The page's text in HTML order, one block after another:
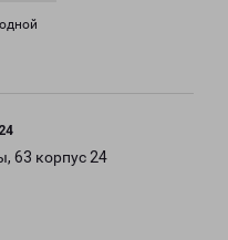
63 корпус 24